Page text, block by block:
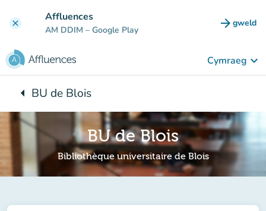
clear Affluences
AM DDIM – Google Play arrow_forward gweld
(tab
Cymraeg keyboard_arrow_down
arrow_leftYn ôl i:
BU de Blois
BU de Blois
Bibliothèque universitaire de Blois